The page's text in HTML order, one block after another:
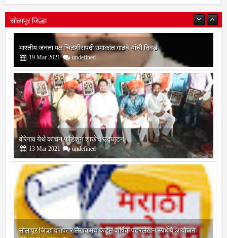
सोलापूर जिल्हा
बोरेगाव येथे कांचन फौंडेशन शाखेचे उद्घाटन
Mar 2021 undefined
सोलापूर जिल्हा वृत्तपत्र लेखकमंच कडून वार्षिक पत्रलेखन स्पर्धेचे आयोजन
09 Feb undefined